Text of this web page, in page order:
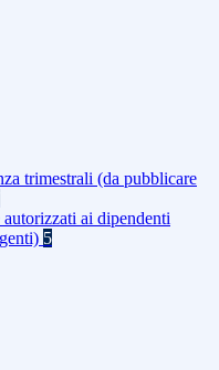
trimestrali (da pubblicare
ai dipendenti
5